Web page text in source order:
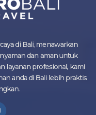
di Bali, menawarkan
dan aman untuk
layanan profesional, kami
anda di Bali lebih praktis